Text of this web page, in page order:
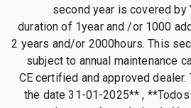
second year is covered by
duration of 1year and /or 1000
2 years and/or 2000hours. This
subject to annual maintenance
CE certified and approved
the date 31-01-2025** ,